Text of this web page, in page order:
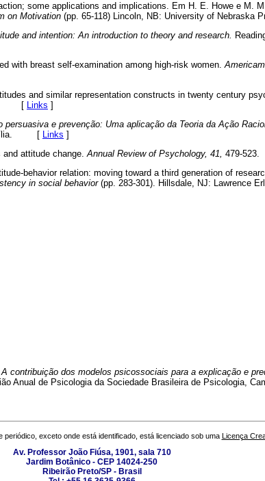
some applications and implications. Em H. E. Howe e M.
on Motivation (pp. 65-118) Lincoln, NB: University of
and intention: An introduction to theory and research.
with breast self-examination among high-risk women.
and similar representation constructs in twenty century
[ Links ]
persuasiva e prevenção: Uma aplicação da Teoria da Ação
[
Links ]
attitude change. Annual Review of Psychology, 41, 479-
behavior relation: moving toward a third generation of
in social behavior(pp. 283-301). Hillsdale, NJ:
contribuição dos modelos psicossociais para a explicação e
Anual de Psicologia da Sociedade Brasileira de Psicologia,
periódico, exceto onde está identificado, está licenciado sob uma Licença
Av. Professor João Fiúsa, 1901, sala 710
Jardim Botânico - CEP 14024-250
Ribeirão Preto/SP - Brasil